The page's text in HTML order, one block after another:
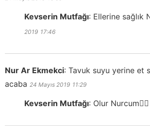
Kevserin Mutfağı: Ellerine sağlık
2019 17:46
Nur Ar Ekmekci: Tavuk suyu yerine et
acaba 24 Mayıs 2019 11:29
Kevserin Mutfağı: Olur Nurcum👍🏻